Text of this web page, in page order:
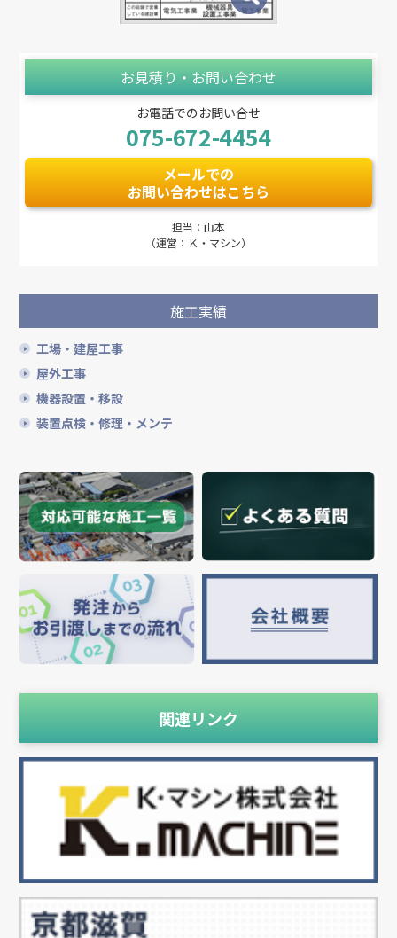
お見積り・お問い合わせ
お電話でのお問い合せ
075-672-4454
メールでの
お問い合わせはこちら
担当：山本
（運営：Ｋ・マシン）
施工実績
工場・建屋工事
屋外工事
機器設置・移設
装置点検・修理・メンテ
関連リンク